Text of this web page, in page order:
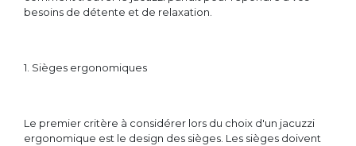
besoins de détente et de relaxation.
1. Sièges ergonomiques
Le premier critère à considérer lors du choix d'un jacuzzi
ergonomique est le design des sièges. Les sièges doivent